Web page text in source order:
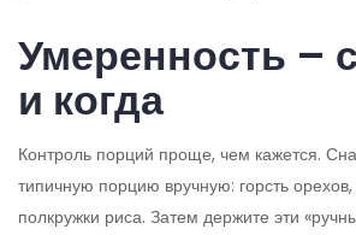
Умеренность –
и когда
Контроль порций проще, чем кажется.
типичную порцию вручную: горсть
полкружки риса. Затем держите эти